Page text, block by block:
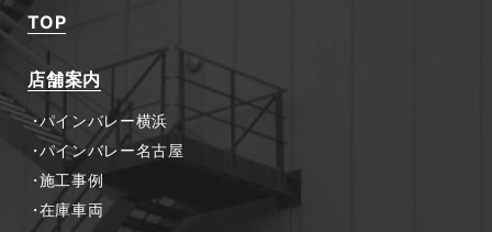
TOP
店舗案内
パインバレー横浜
パインバレー名古屋
施工事例
在庫車両